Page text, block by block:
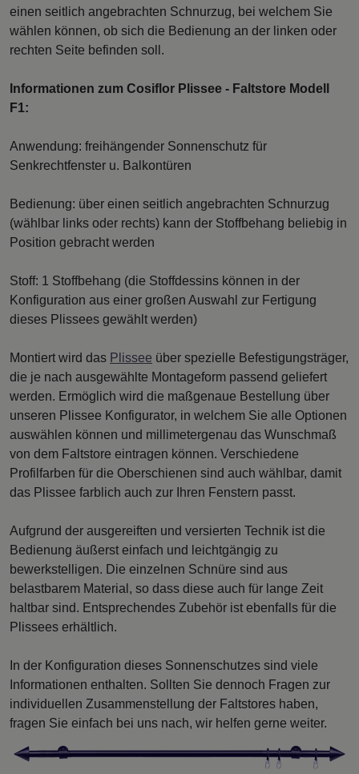
einen seitlich angebrachten Schnurzug, bei welchem Sie
wählen können, ob sich die Bedienung an der linken oder
rechten Seite befinden soll.
Informationen zum Cosiflor Plissee - Faltstore Modell
F1:
Anwendung: freihängender Sonnenschutz für
Senkrechtfenster u. Balkontüren
Bedienung: über einen seitlich angebrachten Schnurzug
(wählbar links oder rechts) kann der Stoffbehang beliebig in
Position gebracht werden
Stoff: 1 Stoffbehang (die Stoffdessins können in der
Konfiguration aus einer großen Auswahl zur Fertigung
dieses Plissees gewählt werden)
Montiert wird das Plissee über spezielle Befestigungsträger,
die je nach ausgewählte Montageform passend geliefert
werden. Ermöglich wird die maßgenaue Bestellung über
unseren Plissee Konfigurator, in welchem Sie alle Optionen
auswählen können und millimetergenau das Wunschmaß
von dem Faltstore eintragen können. Verschiedene
Profilfarben für die Oberschienen sind auch wählbar, damit
das Plissee farblich auch zur Ihren Fenstern passt.
Aufgrund der ausgereiften und versierten Technik ist die
Bedienung äußerst einfach und leichtgängig zu
bewerkstelligen. Die einzelnen Schnüre sind aus
belastbarem Material, so dass diese auch für lange Zeit
haltbar sind. Entsprechendes Zubehör ist ebenfalls für die
Plissees erhältlich.
In der Konfiguration dieses Sonnenschutzes sind viele
Informationen enthalten. Sollten Sie dennoch Fragen zur
individuellen Zusammenstellung der Faltstores haben,
fragen Sie einfach bei uns nach, wir helfen gerne weiter.